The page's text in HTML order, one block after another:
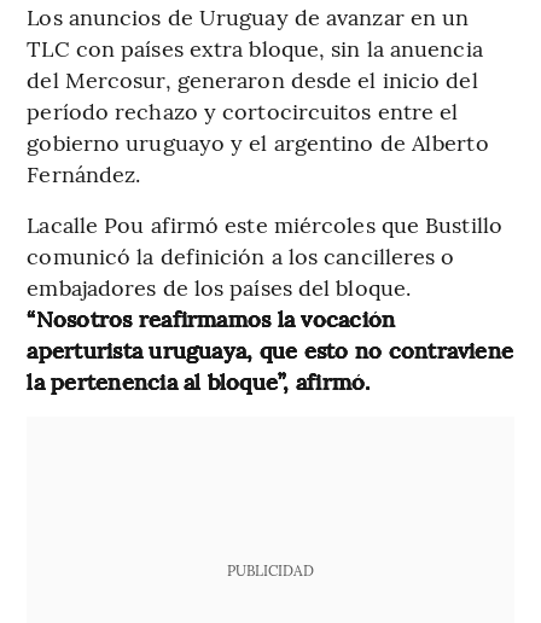
Los anuncios de Uruguay de avanzar en un
TLC con países extra bloque, sin la anuencia
del Mercosur, generaron desde el inicio del
período rechazo y cortocircuitos entre el
gobierno uruguayo y el argentino de Alberto
Fernández.
Lacalle Pou afirmó este miércoles que Bustillo
comunicó la definición a los cancilleres o
embajadores de los países del bloque.
“Nosotros reafirmamos la vocación
aperturista uruguaya, que esto no contraviene
la pertenencia al bloque”, afirmó.
PUBLICIDAD